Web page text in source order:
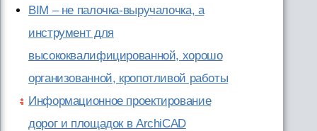
BIM – не палочка-выручалочка, а
инструмент для
высококвалифицированной, хорошо
организованной, кропотливой работы
Информационное проектирование
дорог и площадок в ArchiCAD